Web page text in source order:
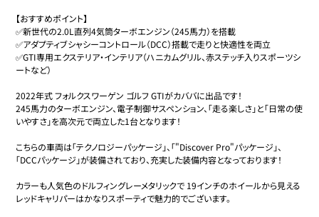
【おすすめポイント】
✅新世代の2.0L直列4気筒ターボエンジン（245馬力）を搭載
✅アダプティブシャシーコントロール（DCC）搭載で走りと快適性を両立
✅GTI専用エクステリア・インテリア（ハニカムグリル、赤ステッチ入りスポーツシ
ートなど）
2022年式 フォルクスワーゲン ゴルフ GTIがカババに出品です！
245馬力のターボエンジン、電子制御サスペンション、「走る楽しさ」と「日常の使
いやすさ」を高次元で両立した1台となります！
こちらの車両は「テクノロジーパッケージ」、「"Discover Pro"パッケージ」、
「DCCパッケージ」が装備されており、充実した装備内容となっております！
カラーも人気色のドルフィングレーメタリックで 19インチのホイールから見える
レッドキャリパーはかなりスポーティで魅力的でございます。